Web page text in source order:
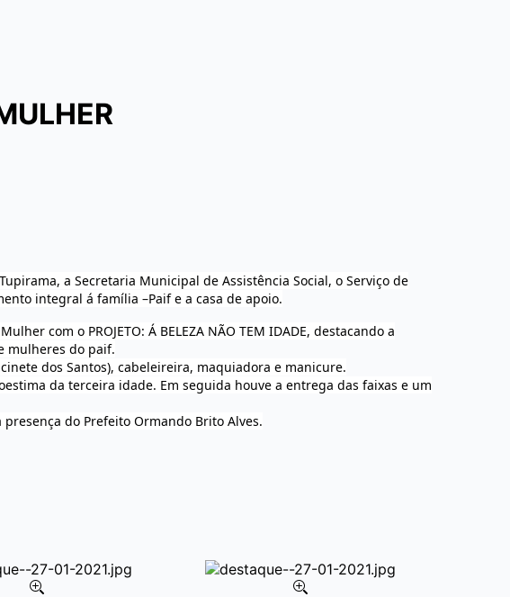
a Secretaria Municipal de Assistência Social, o Serviço de
integral á família –Paif e a casa de apoio.
com o PROJETO: Á BELEZA NÃO TEM IDADE, destacando a
mulheres do paif.
dos Santos), cabeleireira, maquiadora e manicure.
da terceira idade. Em seguida houve a entrega das faixas e um
do Prefeito Ormando Brito Alves.